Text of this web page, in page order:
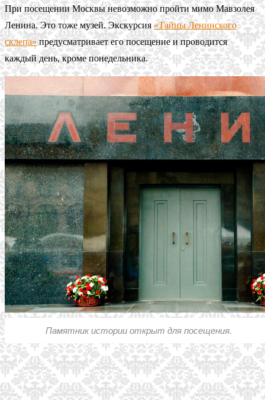
При посещении Москвы невозможно пройти мимо Мавзолея
Ленина. Это тоже музей. Экскурсия«Тайны Ленинского
склепа»предусматривает его посещение и проводится
каждый день, кроме понедельника.
Памятник истории открыт для посещения.